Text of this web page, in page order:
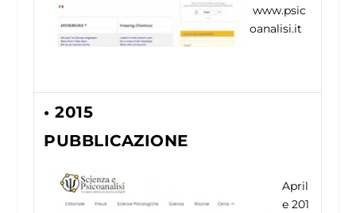
www.psic
oanalisi.it
• 2015
PUBBLICAZIONE
April
e 201